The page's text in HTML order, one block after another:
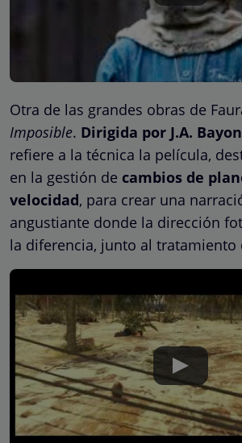
Otra de las grandes obras de
Imposible. Dirigida por J.A.
refiere a la técnica la película,
en la gestión de cambios de
velocidad, para crear una
angustiante donde la dirección
la diferencia, junto al tratamiento